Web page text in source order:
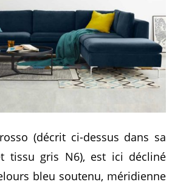
(décrit ci-dessus dans sa
tissu gris N6), est ici décliné
bleu soutenu, méridienne